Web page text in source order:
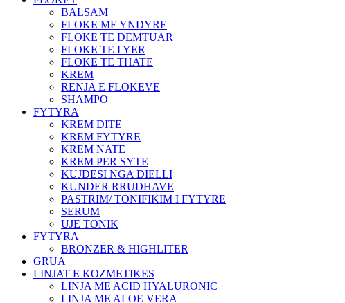
BALSAM
FLOKE ME YNDYRE
FLOKE TE DEMTUAR
FLOKE TE LYER
FLOKE TE THATE
KREM
RENJA E FLOKEVE
SHAMPO
FYTYRA
KREM DITE
KREM FYTYRE
KREM NATE
KREM PER SYTE
KUJDESI NGA DIELLI
KUNDER RRUDHAVE
PASTRIM/ TONIFIKIM I FYTYRE
SERUM
UJE TONIK
FYTYRA
BRONZER & HIGHLITER
GRUA
LINJAT E KOZMETIKES
LINJA ME ACID HYALURONIC
LINJA ME ALOE VERA